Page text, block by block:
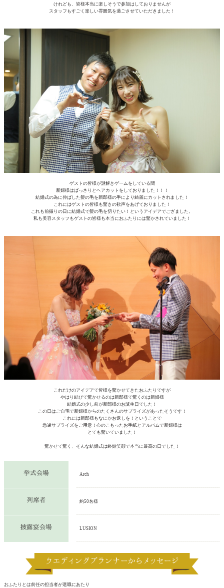
けれども、皆様本当に楽しそうで参加はしておりませんが
スタッフもすごく楽しい雰囲気を過ごさせていただきました！
ゲストの皆様が謎解きゲームをしている間
新婦様はばっさりとヘアカットをしておりました！！！
結婚式の為に伸ばした髪の毛を新郎様の手により綺麗にカットされました！
これにはゲストの皆様も驚きの歓声をあげておりました！
これも前撮りの日に結婚式で髪の毛を切りたい！というアイデアでござました。
私も美容スタッフもゲストの皆様も本当におふたりには驚かされていました！
これだけのアイデアで皆様を驚かせてきたおふたりですが
やはり結びで驚かせるのは新郎様で驚くのは新婦様
結婚式の少し前が新郎様のお誕生日でした！
この日はご自宅で新婦様からのたくさんのサプライズがあったそうです！
これには新郎様もなにかお返しを！ということで
急遽サプライズをご用意！心のこもったお手紙とアルバムで新婦様は
とても驚いていました！
驚かせて驚く、そんな結婚式は終始笑顔で本当に最高の日でした！
Arch
約50名様
LUSION
おふたりとは前任の担当者が退職にあたり